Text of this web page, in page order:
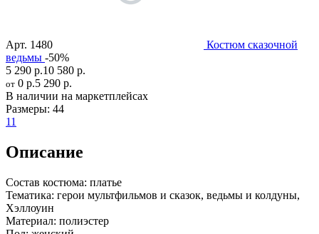
Арт. 1480
Костюм сказочной
ведьмы -50%
5 290 р.10 580 р.
от 0 р.5 290 р.
В наличии на маркетплейсах
Размеры: 44
11
Описание
Состав костюма: платье
Тематика: герои мультфильмов и сказок, ведьмы и колдуны,
Хэллоуин
Материал: полиэстер